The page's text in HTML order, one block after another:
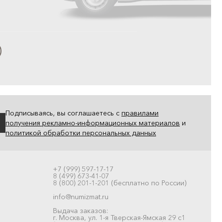
Подписываясь, вы соглашаетесь с правилами
получения рекламно-информационных материалов и
политикой обработки персональных данных
+7 (999) 597-17-17
8 (499) 673-41-07
8 (800) 201-1-201 (бесплатно по России)
info@numizmat.ru
Выдача заказов:
г. Москва, ул. 1-я Тверская-Ямская 29 с1